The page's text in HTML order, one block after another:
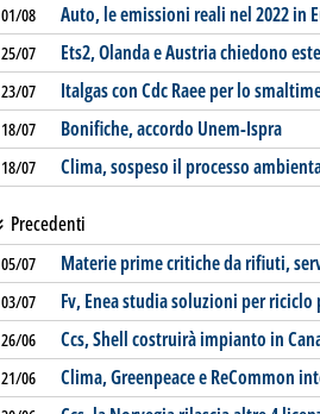
01/08 Auto, le emissioni reali nel 2022 in
25/07 Ets2, Olanda e Austria chiedono
23/07 Italgas con Cdc Raee per lo
18/07 Bonifiche, accordo Unem-Ispra
18/07 Clima, sospeso il processo
Precedenti
05/07 Materie prime critiche da rifiuti,
03/07 Fv, Enea studia soluzioni per
26/06 Ccs, Shell costruirà impianto in
21/06 Clima, Greenpeace e ReCommon